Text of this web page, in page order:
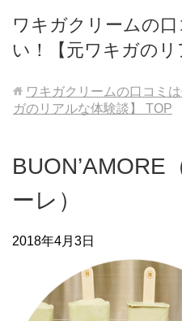
ワキガクリームの
い！【元ワキガのリ
ワキガクリームの口コミ
ガのリアルな体験談】
TOP
BUON’AMORE
ーレ）
2018年4月3日